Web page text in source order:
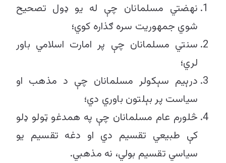
نهضتي مسلمانان چې له یو ډول تصحیح
شوي جمهوریت سره ګذاره کوي؛
سنتي مسلمانان چې پر امارت اسلامي باور
لري؛
درېیم سېکولر مسلمانان چې د مذهب او
سیاست پر بېلتون باوري دي؛
څلورم عام مسلمانان چې په همدغو ټولو ډلو
کې طبیعي تقسیم دي او دغه تقسیم یو
سیاسي تقسیم بولي، نه مذهبي.